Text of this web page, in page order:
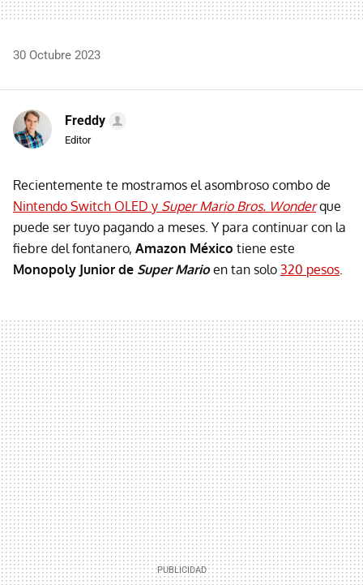
30 Octubre 2023
Freddy
Editor
Recientemente te mostramos el asombroso combo de
Nintendo Switch OLED y Super Mario Bros. Wonder que
puede ser tuyo pagando a meses. Y para continuar con la
fiebre del fontanero, Amazon México tiene este
Monopoly Junior de Super Marioen tan solo 320 pesos.